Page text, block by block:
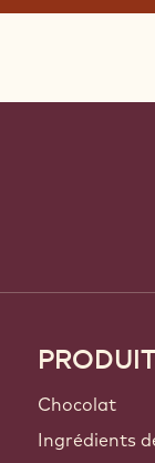
Chocolat
Ingrédients